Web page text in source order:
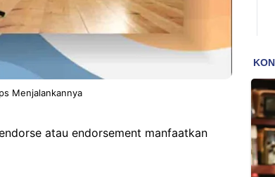
Menjalankannya
atau endorsement manfaatkan